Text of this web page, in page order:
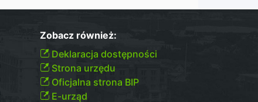
Zobacz również:
Deklaracja dostępności
Strona urzędu
Oficjalna strona BIP
E-urząd